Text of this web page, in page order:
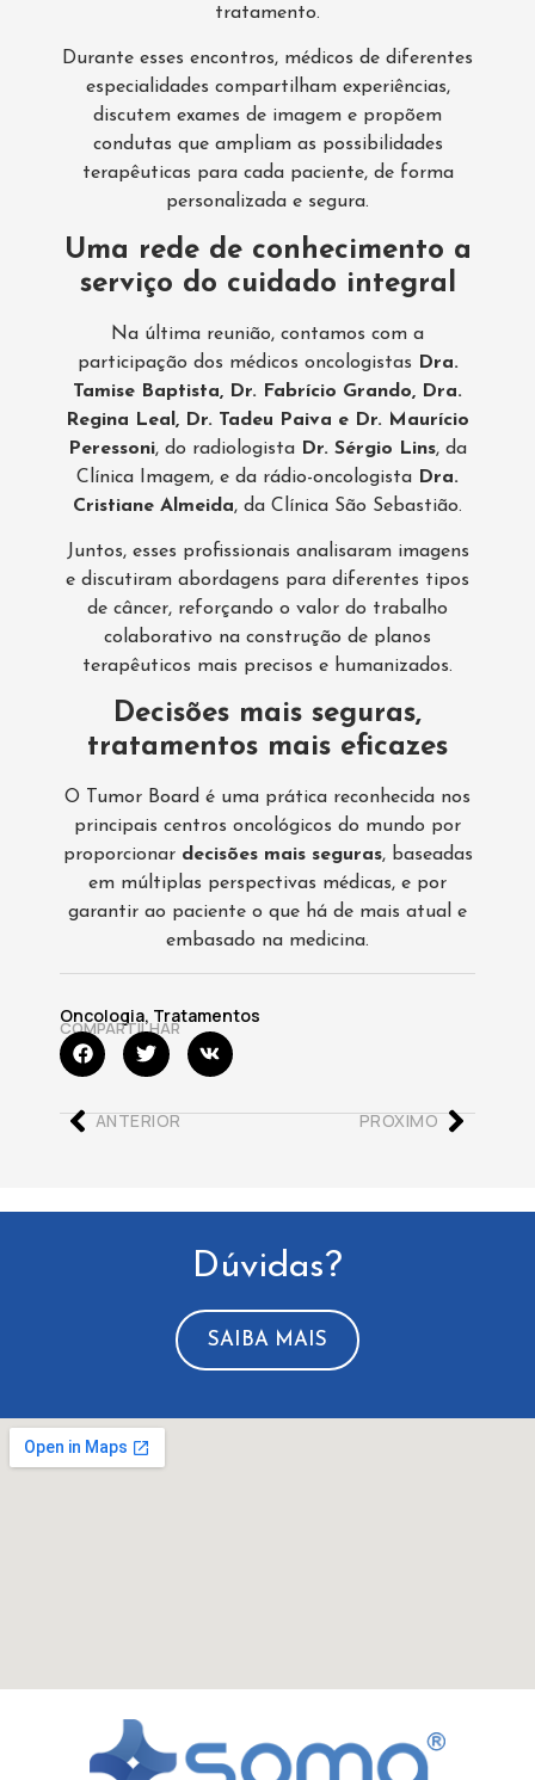
tratamento.
Durante esses encontros, médicos de diferentes
especialidades compartilham experiências,
discutem exames de imagem e propõem
condutas que ampliam as possibilidades
terapêuticas para cada paciente, de forma
personalizada e segura.
Uma rede de conhecimento a
serviço do cuidado integral
Na última reunião, contamos com a
participação dos médicos oncologistas
Dra.
Tamise Baptista, Dr. Fabrício Grando, Dra.
Regina Leal, Dr. Tadeu Paiva e Dr. Maurício
Peressoni, do radiologista Dr. Sérgio Lins, da
Clínica Imagem, e da rádio-oncologista Dra.
Cristiane Almeida, da Clínica São Sebastião.
Juntos, esses profissionais analisaram imagens
e discutiram abordagens para diferentes tipos
de câncer, reforçando o valor do trabalho
colaborativo na construção de planos
terapêuticos mais precisos e humanizados.
Decisões mais seguras,
tratamentos mais eficazes
O Tumor Board é uma prática reconhecida nos
principais centros oncológicos do mundo por
proporcionar decisões mais seguras, baseadas
em múltiplas perspectivas médicas, e por
garantir ao paciente o que há de mais atual e
embasado na medicina.
Oncologia, Tratamentos
COMPARTILHAR
ANTERIOR PROXIMO
Dúvidas?
SAIBA MAIS